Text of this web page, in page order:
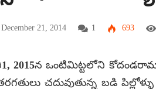
December 21, 2014 1 693
2015న ఒంటిమిట్టలోని
చదువుతున్న బడి